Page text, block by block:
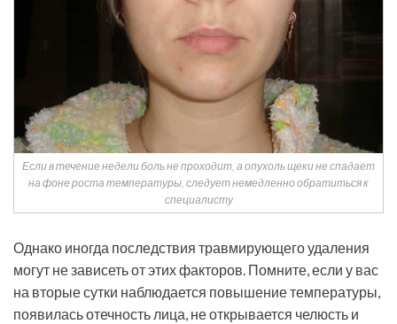
Если в течение недели боль не проходит, а опухоль щеки не спадает
на фоне роста температуры, следует немедленно обратиться к
специалисту
Однако иногда последствия травмирующего удаления
могут не зависеть от этих факторов. Помните, если у вас
на вторые сутки наблюдается повышение температуры,
появилась отечность лица, не открывается челюсть и